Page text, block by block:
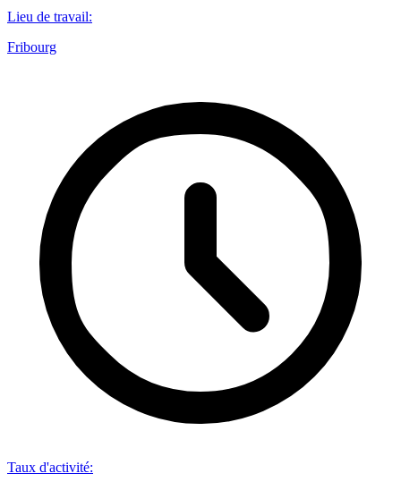
Lieu de travail:
Fribourg
Taux d'activité: